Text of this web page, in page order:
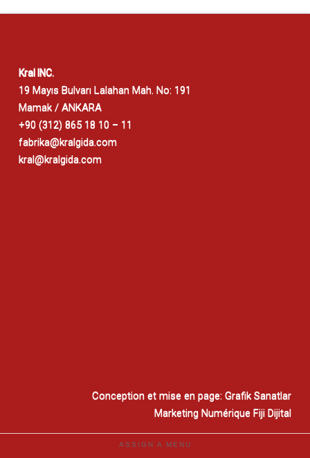
Kral INC.
19 Mayıs Bulvarı Lalahan Mah. No: 191
Mamak / ANKARA
+90 (312) 865 18 10 – 11
fabrika@kralgida.com
kral@kralgida.com
Conception et mise en page:Grafik Sanatlar
Marketing NumériqueFiji Dijital
ASSIGN A MENU